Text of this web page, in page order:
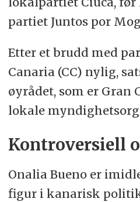
partiet Juntos por
Etter et brudd med
Canaria (CC) nylig,
øyrådet, som er Gran
lokale
Kontroversiell
Onalia Bueno er
figur i kanarisk